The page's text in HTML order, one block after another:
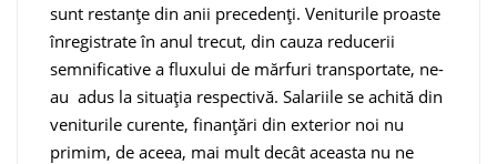
sunt restanțe din anii precedenți. Veniturile proaste
înregistrate în anul trecut, din cauza reducerii
semnificative a fluxului de mărfuri transportate, ne-
au adus la situația respectivă. Salariile se achită din
veniturile curente, finanțări din exterior noi nu
primim, de aceea, mai mult decât aceasta nu ne